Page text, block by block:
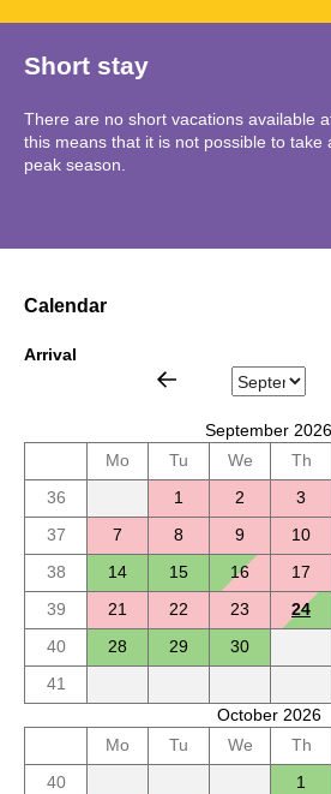
Short stay
There are no short vacations available
this means that it is not possible to take
peak season.
Calendar
Arrival
September 2026
Mo
Tu We Th
36
1 2 3
37
7 8 9 10
38
14 15 16 17
39
21 22 23 24
40
28 29
30
41
October 2026
Mo
Tu We Th
40
1